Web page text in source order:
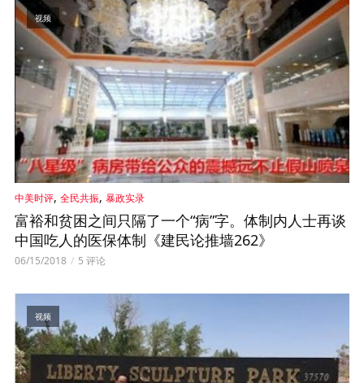
视频
中美时评, 全民共振, 暴政实录
富裕和贫困之间只隔了一个“病”字。体制内人士再谈
中国吃人的医保体制《建民论推墙262》
06/15/2018 5 评论
视频